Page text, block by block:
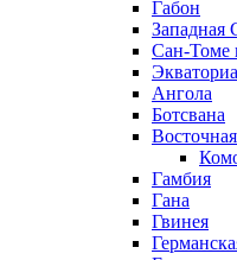
Габон
Западная
Сан-Томе
Ангола
Ботсвана
Гамбия
Гана
Гвинея